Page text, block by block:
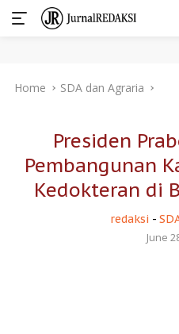
Home SDA dan Agraria
Presiden
Pembangunan
Kedokteran di
redaksi -
June